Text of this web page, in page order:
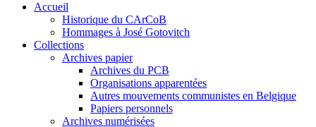
Accueil
Historique du CArCoB
Hommages à José Gotovitch
Collections
Archives papier
Archives du PCB
Organisations apparentées
Autres mouvements communistes en Belgique
Papiers personnels
Archives numérisées